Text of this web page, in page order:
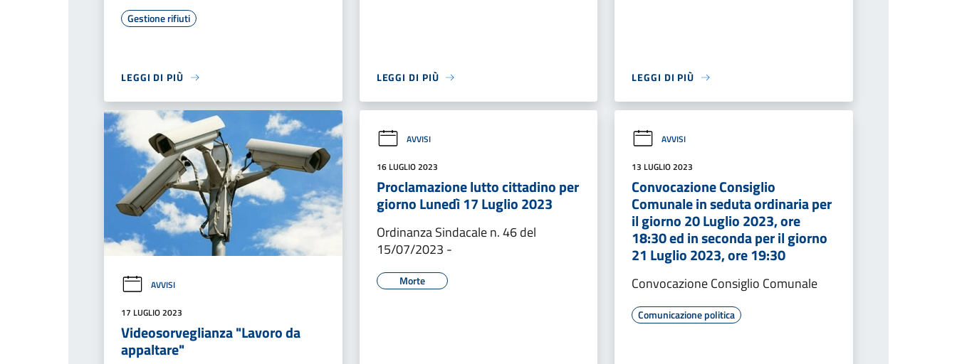
Gestione rifiuti
LEGGI DI PIÙ LEGGI DI PIÙ LEGGI DI PIÙ
AVVISI
17 LUGLIO 2023
Videosorveglianza "Lavoro da
appaltare"
AVVISI
16 LUGLIO 2023
Proclamazione lutto cittadino per
giorno Lunedì 17 Luglio 2023
Ordinanza Sindacale n. 46 del
15/07/2023 -
Morte
AVVISI
13 LUGLIO 2023
Convocazione Consiglio
Comunale in seduta ordinaria per
il giorno 20 Luglio 2023, ore
18:30 ed in seconda per il giorno
21 Luglio 2023, ore 19:30
Convocazione Consiglio Comunale
Comunicazione politica